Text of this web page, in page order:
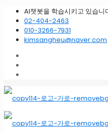
AI챗봇을 학습시키고 있습니
02-404-2463
010-3266-7931
kimsangheu@naver.com